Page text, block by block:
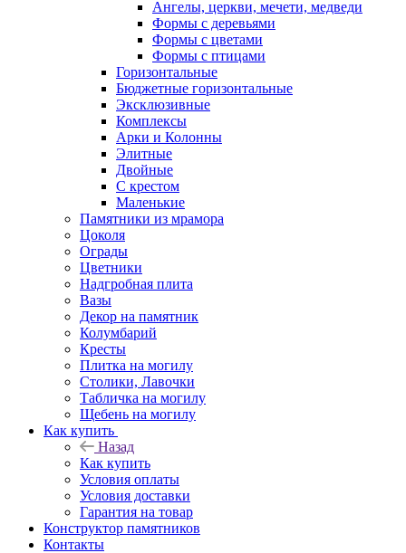
Ангелы, церкви, мечети, медведи
Формы с деревьями
Формы с цветами
Формы с птицами
Горизонтальные
Бюджетные горизонтальные
Эксклюзивные
Комплексы
Арки и Колонны
Элитные
Двойные
С крестом
Маленькие
Памятники из мрамора
Цоколя
Ограды
Цветники
Надгробная плита
Вазы
Декор на памятник
Колумбарий
Кресты
Плитка на могилу
Столики, Лавочки
Табличка на могилу
Щебень на могилу
Как купить
Назад
Как купить
Условия оплаты
Условия доставки
Гарантия на товар
Конструктор памятников
Контакты